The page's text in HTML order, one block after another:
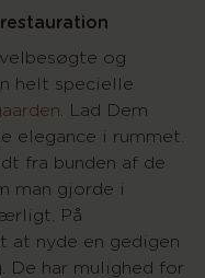
og
helt specielle
. Lad Dem
elegance i rummet.
fra bunden af de
man gjorde i
På
at nyde en gedigen
De har mulighed for